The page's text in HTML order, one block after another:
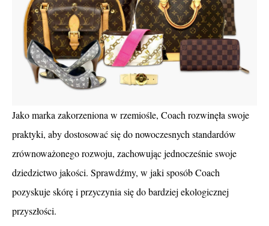
Jako marka zakorzeniona w rzemiośle, Coach rozwinęła swoje
praktyki, aby dostosować się do nowoczesnych standardów
zrównoważonego rozwoju, zachowując jednocześnie swoje
dziedzictwo jakości. Sprawdźmy, w jaki sposób Coach
pozyskuje skórę i przyczynia się do bardziej ekologicznej
przyszłości.